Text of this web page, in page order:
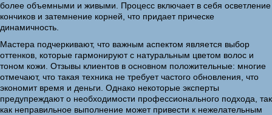
более объемными и живыми. Процесс включает в себя осветление
кончиков и затемнение корней, что придает прическе
динамичность.
Мастера подчеркивают, что важным аспектом является выбор
оттенков, которые гармонируют с натуральным цветом волос и
тоном кожи. Отзывы клиентов в основном положительные: многие
отмечают, что такая техника не требует частого обновления, что
экономит время и деньги. Однако некоторые эксперты
предупреждают о необходимости профессионального подхода, так
как неправильное выполнение может привести к нежелательным